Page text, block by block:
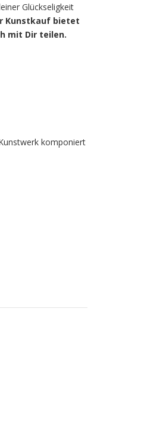
Glückseligkeit
Kunstkauf bietet
mit Dir teilen.
komponiert